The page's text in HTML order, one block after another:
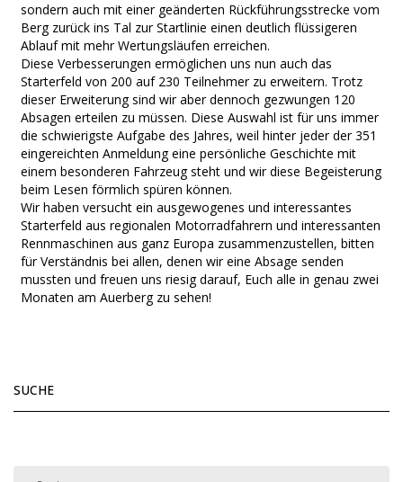
sondern auch mit einer geänderten Rückführungsstrecke vom
Berg zurück ins Tal zur Startlinie einen deutlich flüssigeren
Ablauf mit mehr Wertungsläufen erreichen.
Diese Verbesserungen ermöglichen uns nun auch das
Starterfeld von 200 auf 230 Teilnehmer zu erweitern. Trotz
dieser Erweiterung sind wir aber dennoch gezwungen 120
Absagen erteilen zu müssen. Diese Auswahl ist für uns immer
die schwierigste Aufgabe des Jahres, weil hinter jeder der 351
eingereichten Anmeldung eine persönliche Geschichte mit
einem besonderen Fahrzeug steht und wir diese Begeisterung
beim Lesen förmlich spüren können.
Wir haben versucht ein ausgewogenes und interessantes
Starterfeld aus regionalen Motorradfahrern und interessanten
Rennmaschinen aus ganz Europa zusammenzustellen, bitten
für Verständnis bei allen, denen wir eine Absage senden
mussten und freuen uns riesig darauf, Euch alle in genau zwei
Monaten am Auerberg zu sehen!
SUCHE